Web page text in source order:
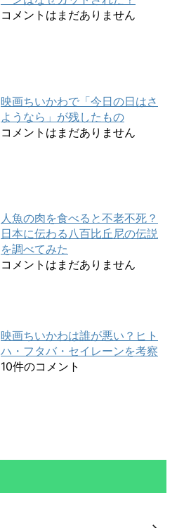
コメントはまだありません
映画ちいかわで「今日の日はさ
ようなら」が残したもの
コメントはまだありません
人魚の肉を食べると不老不死？
日本に伝わる八百比丘尼の伝説
を調べてみた
コメントはまだありません
映画ちいかわは誰が悪い？ヒト
ハ・フタバ・セイレーンを考察
10件のコメント